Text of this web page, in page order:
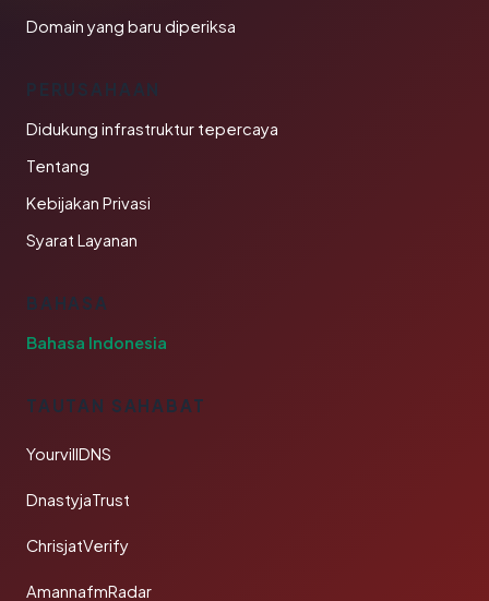
Domain yang baru diperiksa
PERUSAHAAN
Didukung infrastruktur tepercaya
Tentang
Kebijakan Privasi
Syarat Layanan
BAHASA
Bahasa Indonesia
TAUTAN SAHABAT
YourvillDNS
DnastyjaTrust
ChrisjatVerify
AmannafmRadar